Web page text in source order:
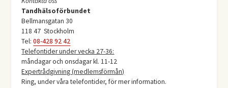
Tandhälsoförbundet
Bellmansgatan 30
118 47 Stockholm
Tel:08-428 92 42
Telefontider under vecka 27-36:
måndagar och onsdagar kl. 11-12
Expertrådgivning (medlemsförmån)
Ring, under våra telefontider, för mer information.